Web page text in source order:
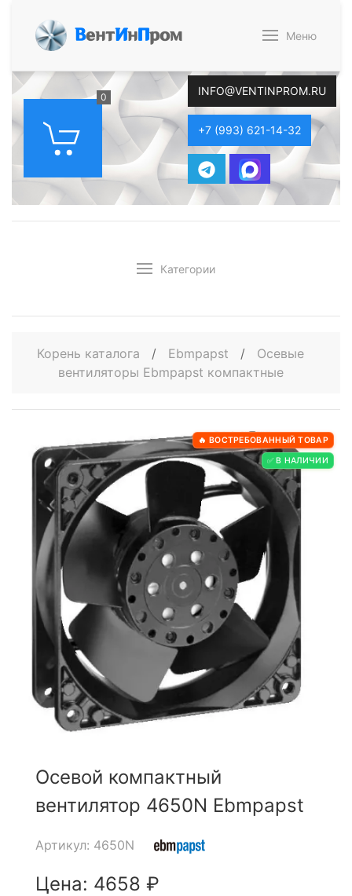
ВентИнПром Меню
0 INFO@VENTINPROM.RU
+7 (993) 621-14-32
Категории
Корень каталога / Ebmpapst /
Осевые
вентиляторы Ebmpapst компактные
🔥 ВОСТРЕБОВАННЫЙ ТОВАР
✅ В НАЛИЧИИ
Осевой компактный
вентилятор 4650N Ebmpapst
Артикул: 4650N
Цена: 4658 ₽